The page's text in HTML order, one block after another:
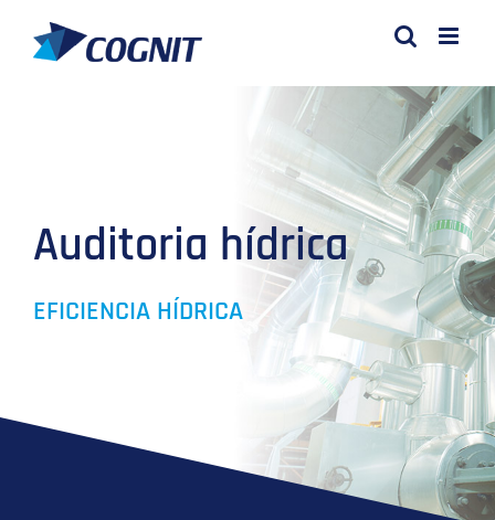
Auditoria hídrica
EFICIENCIA HÍDRICA